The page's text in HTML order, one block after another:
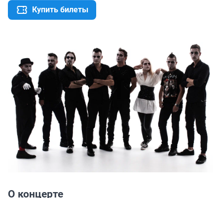
Купить билеты
О концерте